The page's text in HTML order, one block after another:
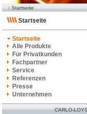
Startseite
Startseite
Startseite
Alle Produkte
Für Privatkunden
Fachpartner
Service
Referenzen
Presse
Unternehmen
CARLO-